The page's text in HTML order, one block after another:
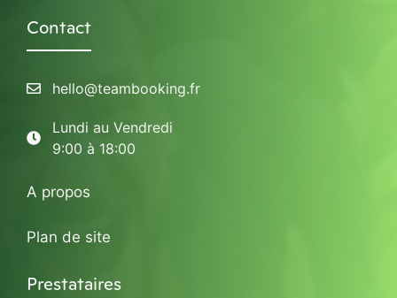
Contact
hello@teambooking.fr
Lundi au Vendredi
9:00 à 18:00
A propos
Plan de site
Prestataires